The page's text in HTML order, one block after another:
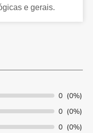
e gerais.
0 (0%)
0 (0%)
0 (0%)